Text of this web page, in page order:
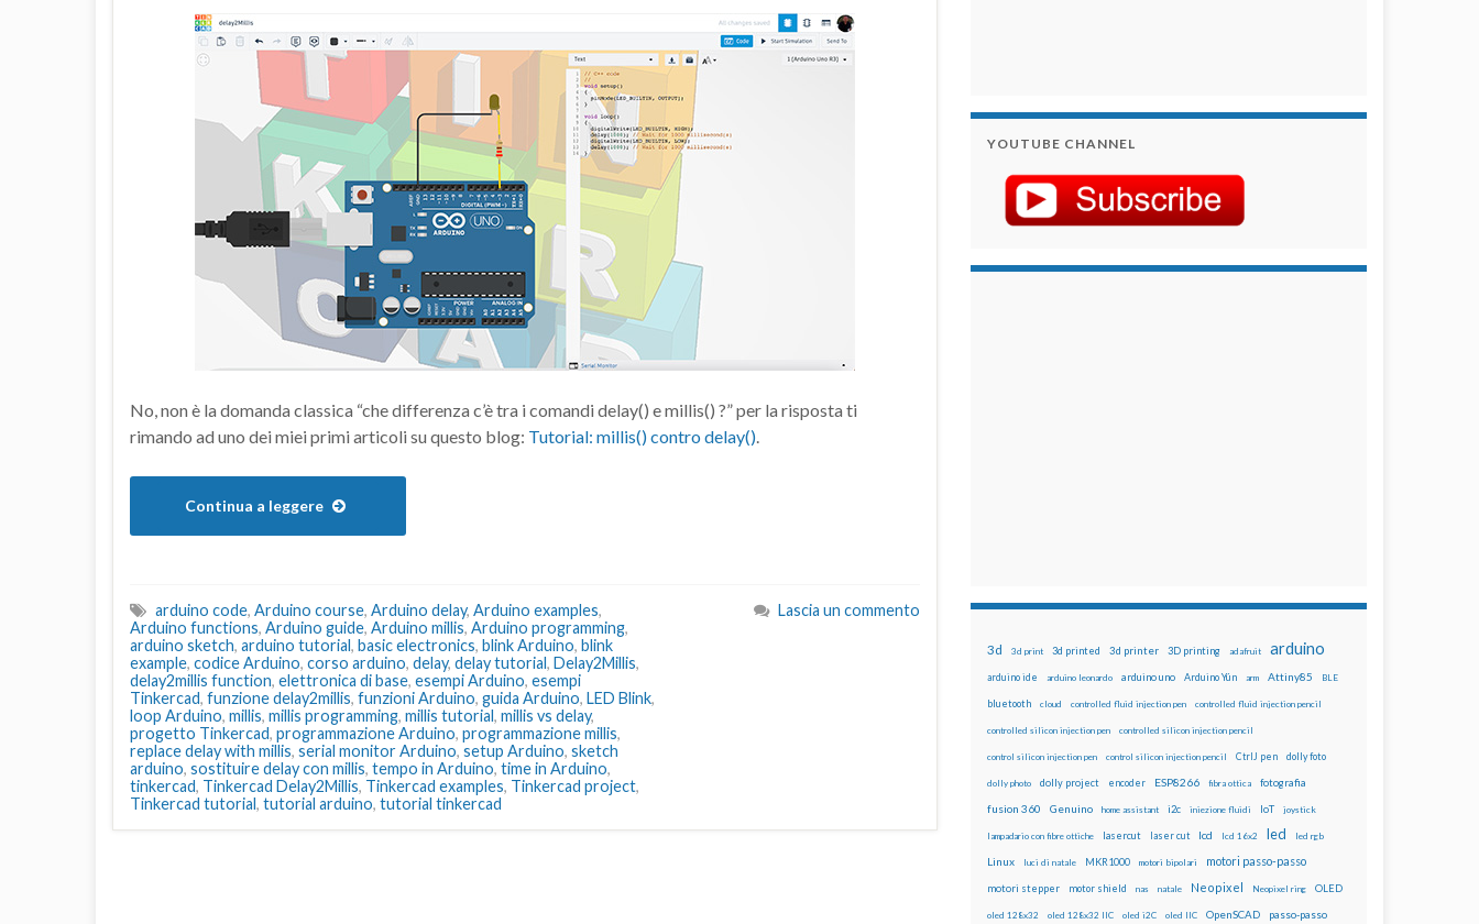
No, non è la domanda classica “che differenza c’è tra i comandi delay() e millis() ?” per la risposta ti
rimando ad uno dei miei primi articoli su questo blog: Tutorial: millis() contro delay().
Continua a leggere
arduino code, Arduino course, Arduino delay, Arduino examples,
Arduino functions, Arduino guide, Arduino millis, Arduino programming,
arduino sketch, arduino tutorial, basic electronics, blink Arduino, blink
example, codice Arduino, corso arduino, delay, delay tutorial, Delay2Millis,
delay2millis function, elettronica di base, esempi Arduino, esempi
Tinkercad, funzione delay2millis, funzioni Arduino, guida Arduino, LED Blink,
loop Arduino, millis, millis programming, millis tutorial, millis vs delay,
progetto Tinkercad, programmazione Arduino, programmazione millis,
replace delay with millis, serial monitor Arduino, setup Arduino, sketch
arduino, sostituire delay con millis, tempo in Arduino, time in Arduino,
tinkercad, Tinkercad Delay2Millis, Tinkercad examples, Tinkercad project,
Tinkercad tutorial, tutorial arduino, tutorial tinkercad
Lascia un commento
YOUTUBE CHANNEL
3d 3d print 3d printed 3d printer 3D printing adafruit arduino
arduino ide arduino leonardo arduino uno Arduino Yún arm Attiny85 BLE
bluetooth cloud controlled fluid injection pen controlled fluid injection pencil
controlled silicon injection pen controlled silicon injection pencil
control silicon injection pen control silicon injection pencil CtrlJ pen dolly foto
dolly photo dolly project encoder ESP8266 fibra ottica fotografia
fusion 360 Genuino home assistant i2c iniezione fluidi IoT joystick
lampadario con fibre ottiche lasercut laser cut lcd lcd 16x2 led led rgb
Linux luci di natale MKR1000 motori bipolari motori passo-passo
motori stepper motor shield nas natale Neopixel Neopixel ring OLED
oled 128x32 oled 128x32 IIC oled i2C oled IIC OpenSCAD passo-passo